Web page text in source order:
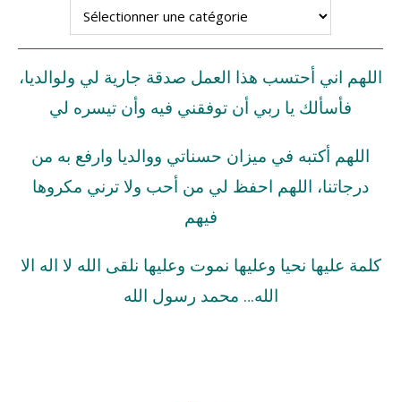
اللهم اني أحتسب هذا العمل صدقة جارية لي ولوالديا،
فأسألك يا ربي أن توفقني فيه وأن تيسره لي
اللهم أكتبه في ميزان حسناتي ووالديا وارفع به من
درجاتنا، اللهم احفظ لي من أحب ولا ترني مكروها
فيهم
كلمة عليها نحيا وعليها نموت وعليها نلقى الله لا اله الا
الله… محمد رسول الله